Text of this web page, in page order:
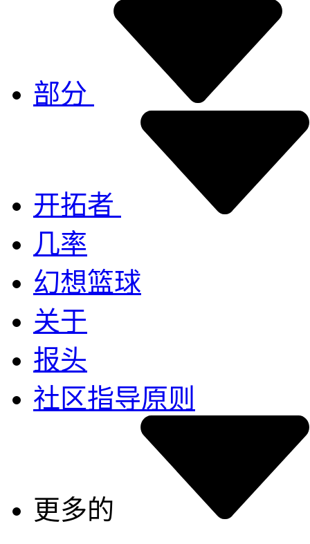
部分
开拓者
几率
幻想篮球
关于
报头
社区指导原则
更多的